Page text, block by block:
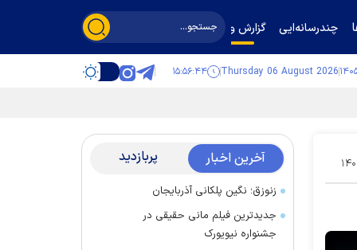
چندرسانه‌ایی گزارش و گفت‌وگو
Thursday 06 August 2026 ۱۵:۵۶:۴۵
۱۶ آخرین اخبار پربازدید
زنوزق؛ نگین پلکانی آذربایجان
جدیدترین فیلم مانی حقیقی در
جشنواره نیویورک